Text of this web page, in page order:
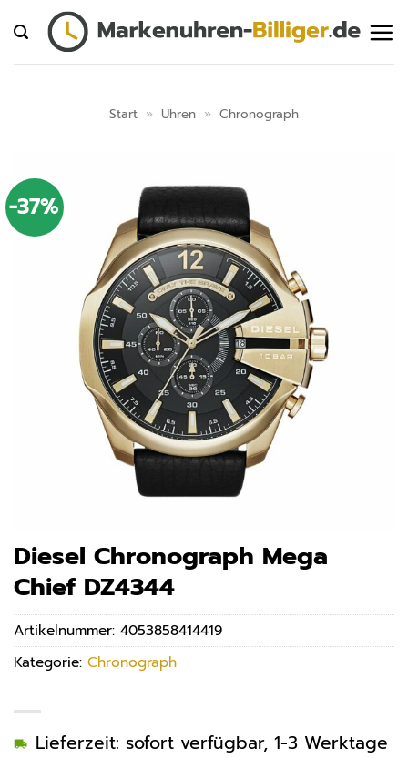
Inhalt
springen
Start » Uhren » Chronograph
-37%
Diesel Chronograph Mega
Chief DZ4344
Lieferzeit: sofort verfügbar, 1-3 Werktage
Artikelnummer: 4053858414419
Kategorie: Chronograph